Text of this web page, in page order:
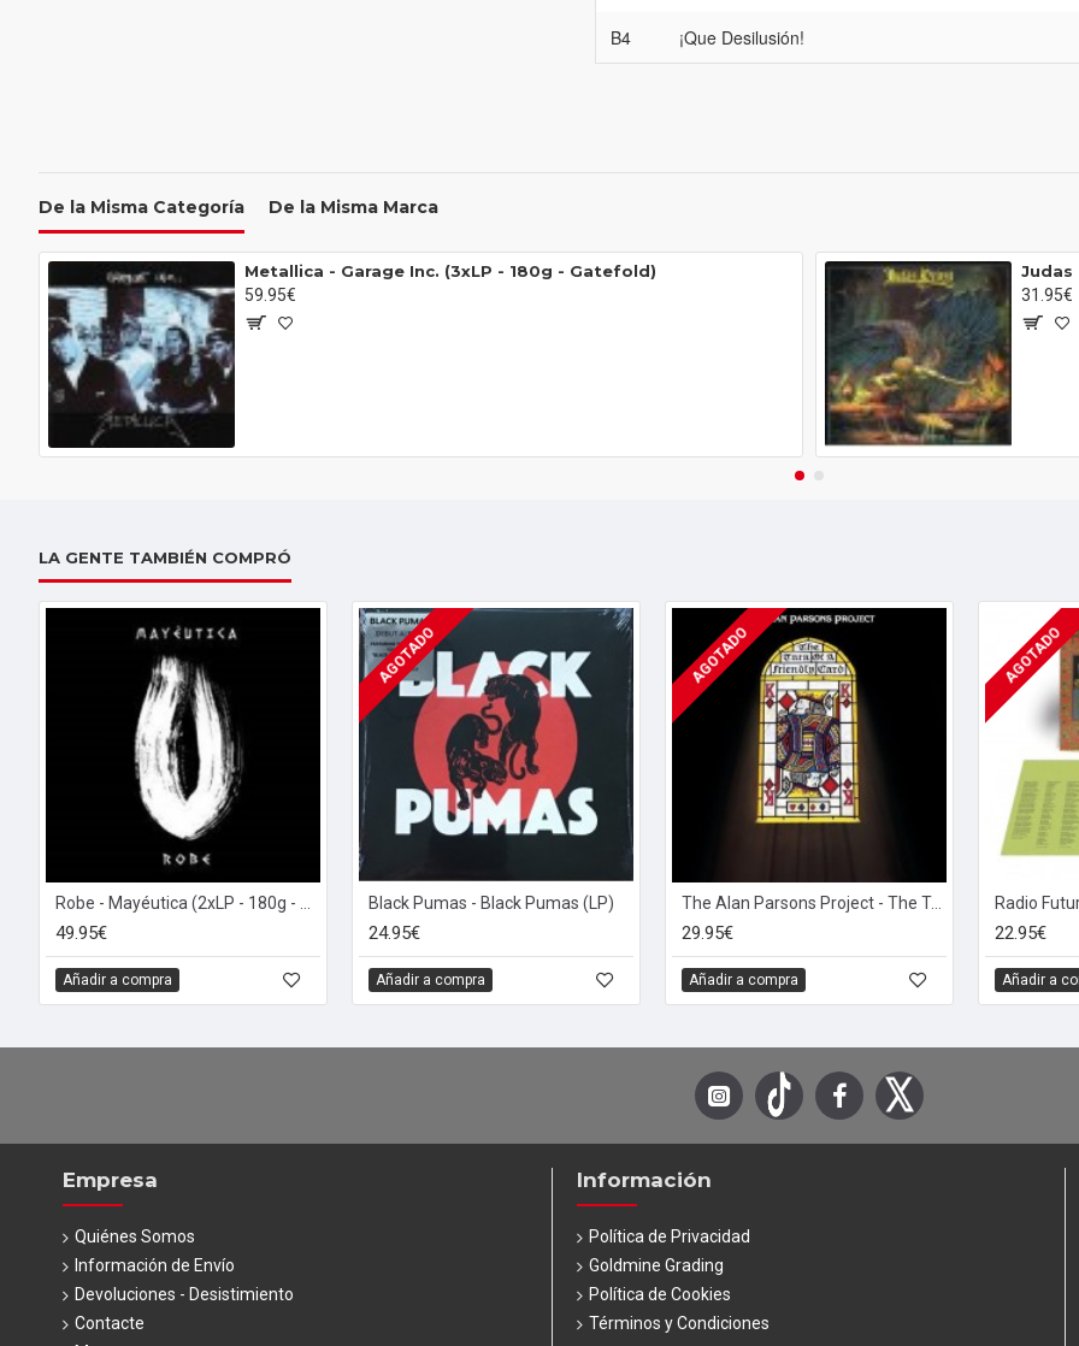
B4 ¡Que Desilusión!
De la Misma Categoría De la Misma Marca
Metallica ‎- Garage Inc. (3xLP - 180g - Gatefold)
59.95€
Judas
31.95€
LA GENTE TAMBIÉN COMPRÓ
49.95€
Añadir a compra
AGOTADO
Black Pumas - Black Pumas (LP)
24.95€
Añadir a compra
AGOTADO
The Alan Parsons Project - The Turn Of A Friendly Card (LP - 180g)
29.95€
Añadir a compra
AGOTADO
22.95€
Añadir a
Empresa
Quiénes Somos
Información de Envío
Devoluciones - Desistimiento
Contacte
Información
Política de Privacidad
Goldmine Grading
Política de Cookies
Términos y Condiciones